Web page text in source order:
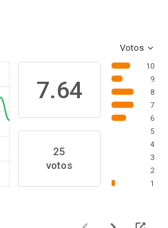
Votos
7.64
25
votos
10
9
8
7
6
5
4
3
2
1